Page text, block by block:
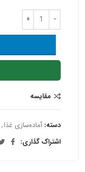
مقایسه
دسته: آماده‌سازی غذا,
اشتراک گذاری: